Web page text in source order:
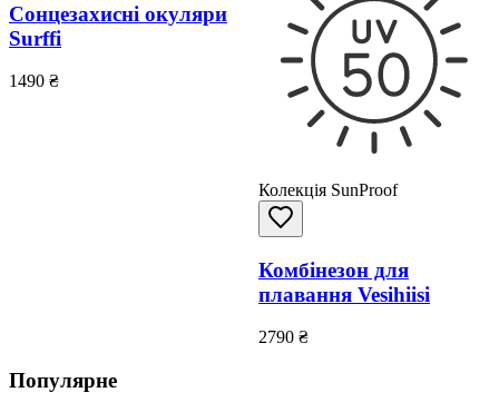
Сонцезахисні окуляри
Surffi
1490 ₴
Колекція SunProof
Комбінезон для
плавання Vesihiisi
2790 ₴
Популярне